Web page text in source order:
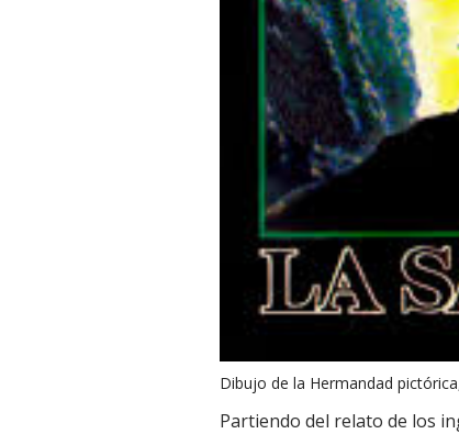
Dibujo de la Hermandad
Partiendo del relato de los